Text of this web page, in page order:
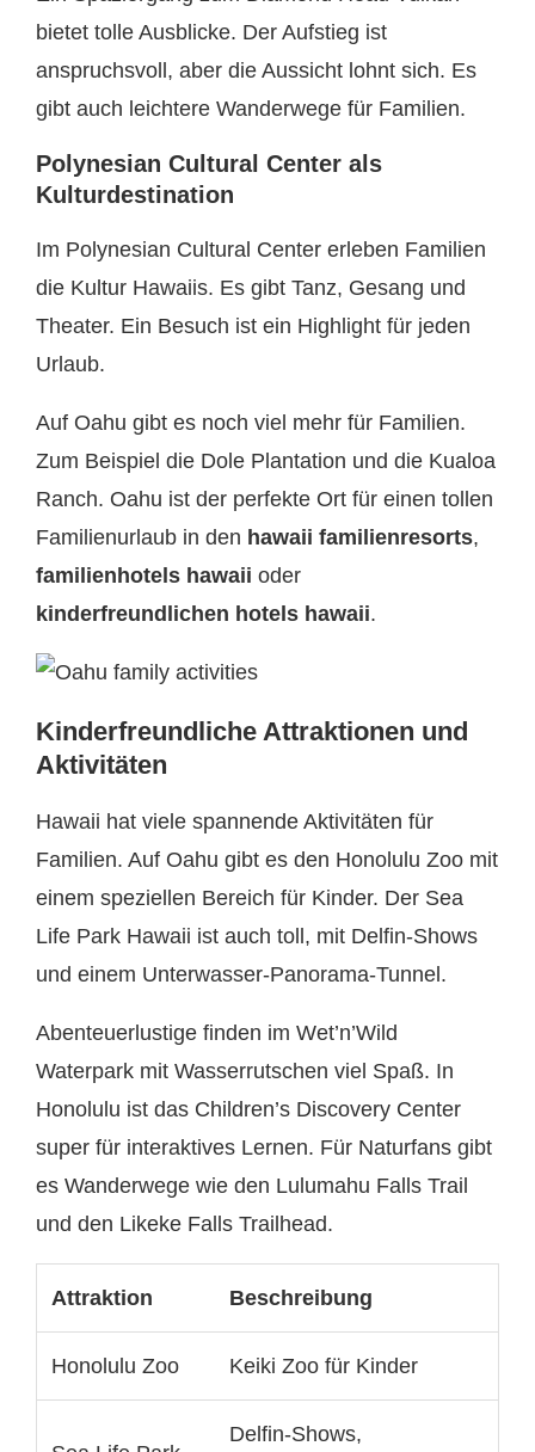
bietet tolle Ausblicke. Der Aufstieg ist
anspruchsvoll, aber die Aussicht lohnt sich. Es
gibt auch leichtere Wanderwege für Familien.
Polynesian Cultural Center als
Kulturdestination
Im Polynesian Cultural Center erleben Familien
die Kultur Hawaiis. Es gibt Tanz, Gesang und
Theater. Ein Besuch ist ein Highlight für jeden
Urlaub.
Auf Oahu gibt es noch viel mehr für Familien.
Zum Beispiel die Dole Plantation und die Kualoa
Ranch. Oahu ist der perfekte Ort für einen tollen
Familienurlaub in den hawaii familienresorts,
familienhotels hawaii oder
kinderfreundlichen hotels hawaii.
Kinderfreundliche Attraktionen und
Aktivitäten
Hawaii hat viele spannende Aktivitäten für
Familien. Auf Oahu gibt es den Honolulu Zoo mit
einem speziellen Bereich für Kinder. Der Sea
Life Park Hawaii ist auch toll, mit Delfin-Shows
und einem Unterwasser-Panorama-Tunnel.
Abenteuerlustige finden im Wet’n’Wild
Waterpark mit Wasserrutschen viel Spaß. In
Honolulu ist das Children’s Discovery Center
super für interaktives Lernen. Für Naturfans gibt
es Wanderwege wie den Lulumahu Falls Trail
und den Likeke Falls Trailhead.
Attraktion Beschreibung
Honolulu Zoo Keiki Zoo für Kinder
Delfin-Shows,